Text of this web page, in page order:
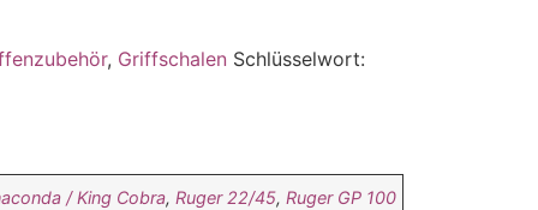
, Griffschalen Schlüsselwort:
/ King Cobra, Ruger 22/45, Ruger GP 100